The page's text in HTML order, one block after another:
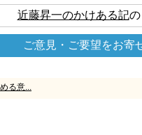
近藤昇一のかけある記
ご意見・ご要望をお寄
る意...